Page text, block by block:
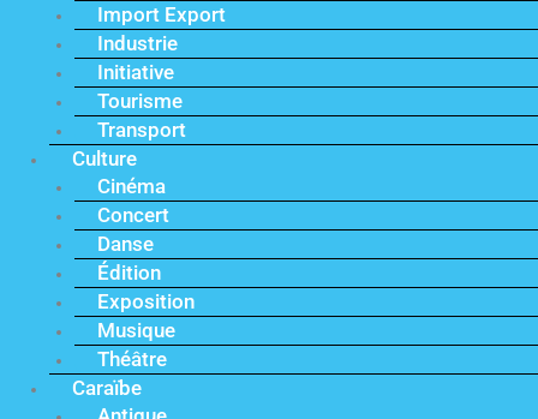
Import Export
Industrie
Initiative
Tourisme
Transport
Culture
Cinéma
Concert
Danse
Édition
Exposition
Musique
Théâtre
Caraïbe